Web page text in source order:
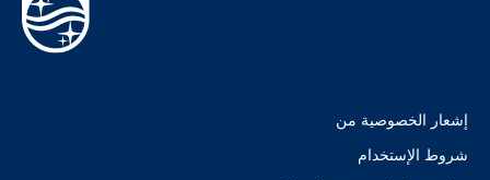
إشعار الخصوصية من
شروط الإستخدام